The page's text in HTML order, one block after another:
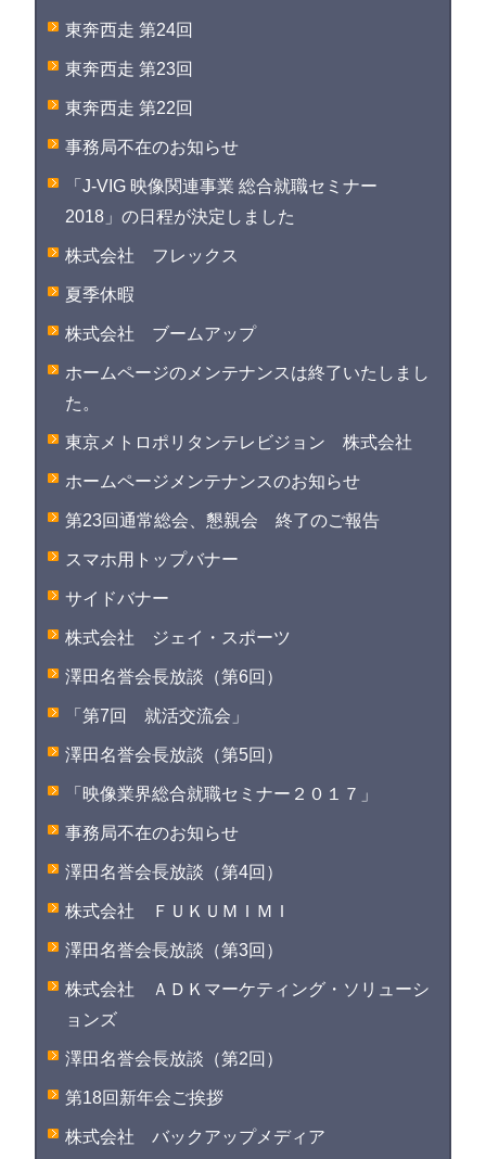
東奔西走 第24回
東奔西走 第23回
東奔西走 第22回
事務局不在のお知らせ
「J-VIG 映像関連事業 総合就職セミナー
2018」の日程が決定しました
株式会社 フレックス
夏季休暇
株式会社 ブームアップ
ホームページのメンテナンスは終了いたしまし
た。
東京メトロポリタンテレビジョン 株式会社
ホームページメンテナンスのお知らせ
第23回通常総会、懇親会 終了のご報告
スマホ用トップバナー
サイドバナー
株式会社 ジェイ・スポーツ
澤田名誉会長放談（第6回）
「第7回 就活交流会」
澤田名誉会長放談（第5回）
「映像業界総合就職セミナー２０１７」
事務局不在のお知らせ
澤田名誉会長放談（第4回）
株式会社 ＦＵＫＵＭＩＭＩ
澤田名誉会長放談（第3回）
株式会社 ＡＤＫマーケティング・ソリューシ
ョンズ
澤田名誉会長放談（第2回）
第18回新年会ご挨拶
株式会社 バックアップメディア